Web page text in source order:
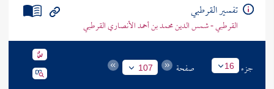
تفسير القرطبي
القرطبي - شمس الدين محمد بن أحمد الأنصاري القرطبي
جزء 16 صفحة 107